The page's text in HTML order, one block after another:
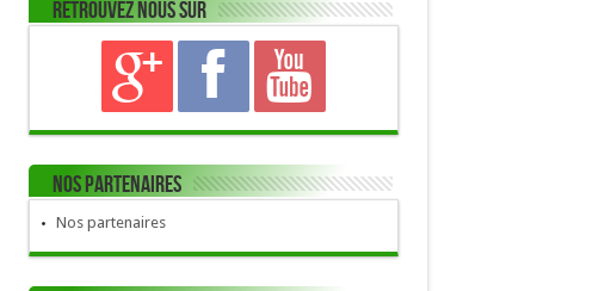
Retrouvez nous sur
Nos Partenaires
Nos partenaires